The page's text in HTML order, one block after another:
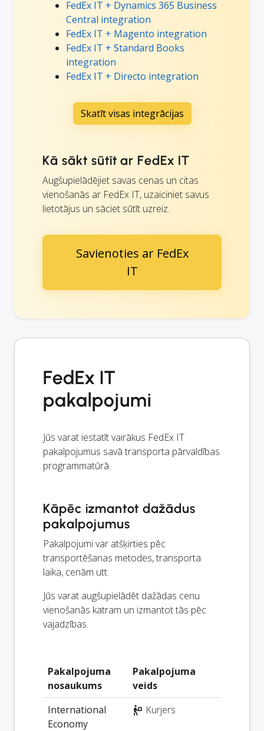
FedEx IT + Dynamics 365 Business
Central integration
FedEx IT + Magento integration
FedEx IT + Standard Books
integration
FedEx IT + Directo integration
Skatīt visas integrācijas
Kā sākt sūtīt ar FedEx IT
Augšupielādējiet savas cenas un citas
vienošanās ar FedEx IT, uzaiciniet savus
lietotājus un sāciet sūtīt uzreiz.
Savienoties ar FedEx
IT
FedEx IT
pakalpojumi
Jūs varat iestatīt vairākus FedEx IT
pakalpojumus savā transporta pārvaldības
programmatūrā.
Kāpēc izmantot dažādus
pakalpojumus
Pakalpojumi var atšķirties pēc
transportēšanas metodes, transporta
laika, cenām utt.
Jūs varat augšupielādēt dažādas cenu
vienošanās katram un izmantot tās pēc
vajadzības.
Pakalpojuma
nosaukums
Pakalpojuma
veids
International
Economy
Kurjers